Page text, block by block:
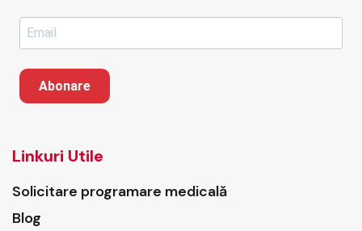
Abonare
Linkuri Utile
Solicitare programare medicală
Blog